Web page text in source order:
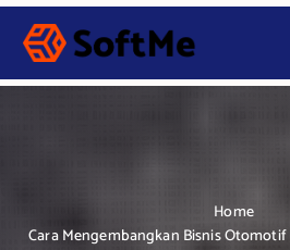
S
p
Home
Cara Mengembangkan Bisnis